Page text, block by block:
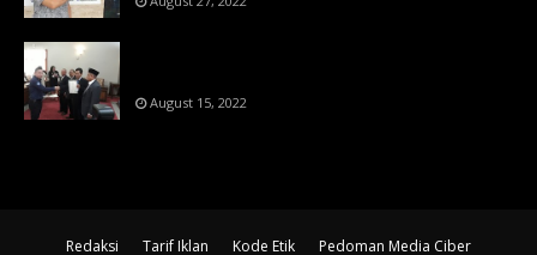
August 15, 2022
Redaksi Tarif Iklan Kode Etik Pedoman Media Ciber